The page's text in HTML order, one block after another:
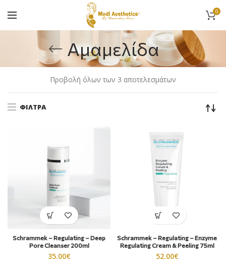
0
Αμαμελίδα
Προβολή όλων των 3 αποτελεσμάτων
ΦΊΛΤΡΑ
Schrammek – Regulating – Deep
Pore Cleanser 200ml
35.00€
Schrammek – Regulating – Enzyme
Regulating Cream & Peeling 75ml
52.00€